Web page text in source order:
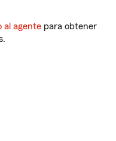
al agente para obtener